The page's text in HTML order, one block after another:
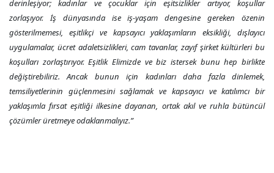
derinleşiyor; kadınlar ve çocuklar için eşitsizlikler artıyor, koşullar
zorlaşıyor. İş dünyasında ise iş-yaşam dengesine gereken özenin
gösterilmemesi, eşitlikçi ve kapsayıcı yaklaşımların eksikliği, dışlayıcı
uygulamalar, ücret adaletsizlikleri, cam tavanlar, zayıf şirket kültürleri bu
koşulları zorlaştırıyor. Eşitlik Elimizde ve biz istersek bunu hep birlikte
değiştirebiliriz. Ancak bunun için kadınları daha fazla dinlemek,
temsiliyetlerinin güçlenmesini sağlamak ve kapsayıcı ve katılımcı bir
yaklaşımla fırsat eşitliği ilkesine dayanan, ortak akıl ve ruhla bütüncül
çözümler üretmeye odaklanmalıyız.”